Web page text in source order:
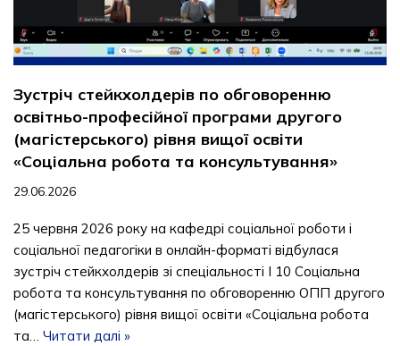
Зустріч стейкхолдерів по обговоренню
освітньо-професійної програми другого
(магістерського) рівня вищої освіти
«Соціальна робота та консультування»
29.06.2026
25 червня 2026 року на кафедрі соціальної роботи і
соціальної педагогіки в онлайн-форматі відбулася
зустріч стейкхолдерів зі спеціальності І 10 Соціальна
робота та консультування по обговоренню ОПП другого
(магістерського) рівня вищої освіти «Соціальна робота
та… Читати далі »